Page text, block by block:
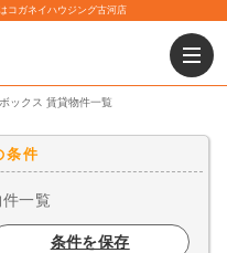
コガネイハウジング古河店
ックス 賃貸物件一覧
条件
一覧
条件を保存